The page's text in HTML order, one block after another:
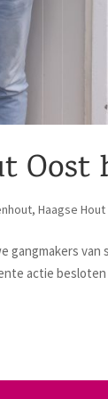
,Haagse Hout
gangmakers
actie